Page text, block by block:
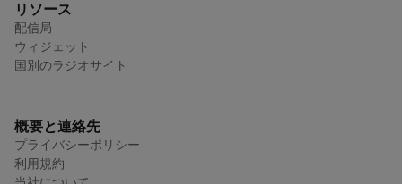
リソース
配信局
ウィジェット
国別のラジオサイト
概要と連絡先
プライバシーポリシー
利用規約